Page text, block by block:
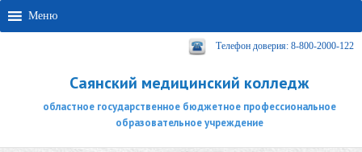
Меню
Телефон доверия: 8-800-2000-122
Саянский медицинский колледж
областное государственное бюджетное профессиональное
образовательное учреждение